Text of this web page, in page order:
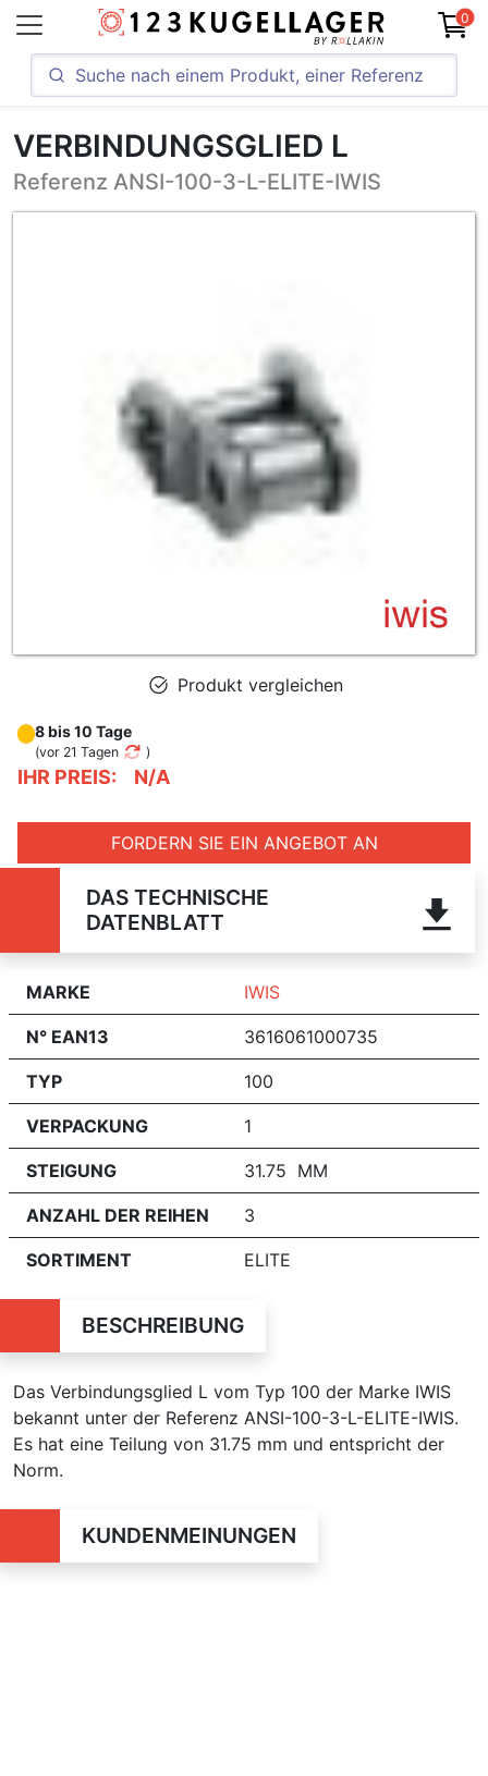
0
VERBINDUNGSGLIED L
Referenz ANSI-100-3-L-ELITE-IWIS
Produkt vergleichen
IHR PREIS: N/A
8 bis 10 Tage
(vor 21 Tagen )
FORDERN SIE EIN ANGEBOT AN
DAS TECHNISCHE
DATENBLATT
MARKE IWIS
N° EAN13 3616061000735
TYP 100
VERPACKUNG 1
STEIGUNG 31.75 MM
ANZAHL DER REIHEN 3
SORTIMENT ELITE
BESCHREIBUNG
Das Verbindungsglied L vom Typ 100 der Marke IWIS
bekannt unter der Referenz ANSI-100-3-L-ELITE-IWIS.
Es hat eine Teilung von 31.75 mm und entspricht der
Norm.
KUNDENMEINUNGEN